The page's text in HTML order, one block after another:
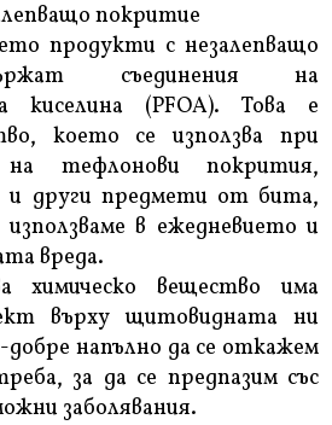
покритие
продукти с незалепващо
съединения на
киселина (PFOA). Това е
което се използва при
на тефлонови покрития,
и други предмети от бита,
в ежедневието и
вреда.
химическо вещество има
върху щитовидната ни
напълно да се откажем
за да се предпазим със
заболявания.